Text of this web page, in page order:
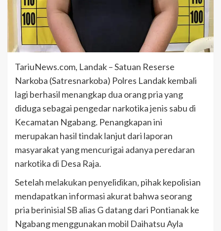
TariuNews.com, Landak – Satuan Reserse
Narkoba (Satresnarkoba) Polres Landak kembali
lagi berhasil menangkap dua orang pria yang
diduga sebagai pengedar narkotika jenis sabu di
Kecamatan Ngabang. Penangkapan ini
merupakan hasil tindak lanjut dari laporan
masyarakat yang mencurigai adanya peredaran
narkotika di Desa Raja.
Setelah melakukan penyelidikan, pihak kepolisian
mendapatkan informasi akurat bahwa seorang
pria berinisial SB alias G datang dari Pontianak ke
Ngabang menggunakan mobil Daihatsu Ayla